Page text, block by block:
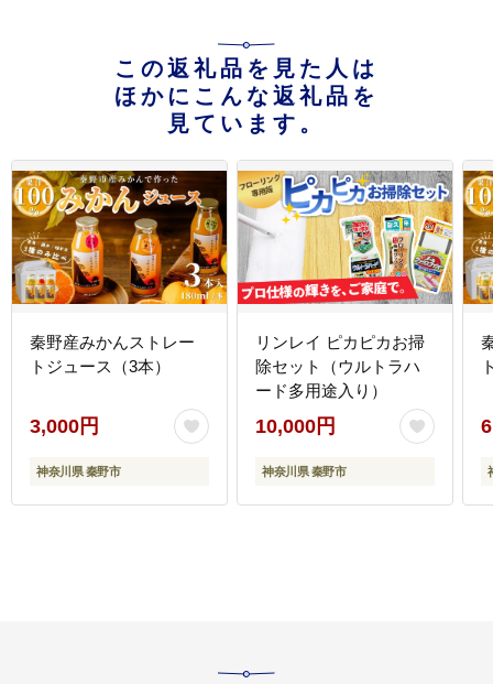
この返礼品を見た人は
ほかにこんな返礼品を
見ています。
秦野産みかんストレー
トジュース（3本）
3,000円
神奈川県 秦野市
リンレイ ピカピカお掃
除セット（ウルトラハ
ード多用途入り）
10,000円
神奈川県 秦野市